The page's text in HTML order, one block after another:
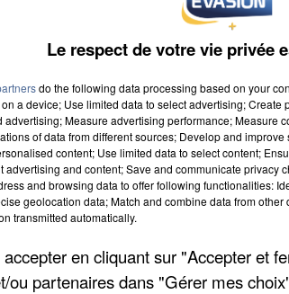
à 9h00
à 19h59
Orge
Le respect de votre vie privée
do the following data processing based on your
a device; Use limited data to select advertising;
advertising; Measure advertising performance; Measure
of data from different sources; Develop and
content; Use limited data to select content;
advertising and content; Save and communicate privacy
and browsing data to offer following functionalities:
geolocation data; Match and combine data from
transmitted automatically.
en cliquant sur "Accepter et
ou partenaires dans "Gérer mes